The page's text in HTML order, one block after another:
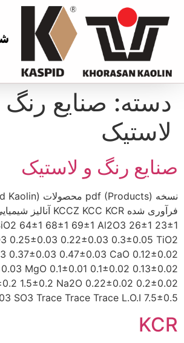
دسته: صنایع رنگ
لاستیک
صنایع رنگ و لاستیک
64±1 68±1 69±1 Al2O3 26±1 23±1
0.25±0.03 0.22±0.03 0.3±0.05 TiO2
0.37±0.03 0.47±0.03 CaO 0.12±0.02
MgO 0.1±0.01 0.1±0.02 0.13±0.02
1.5±0.2 Na2O 0.22±0.02 0.2±0.02
SO3 Trace Trace Trace L.O.I 7.5±0.5 […]
KCR